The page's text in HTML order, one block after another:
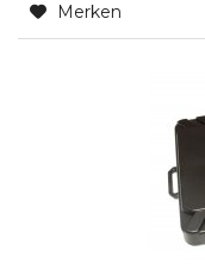
Merken